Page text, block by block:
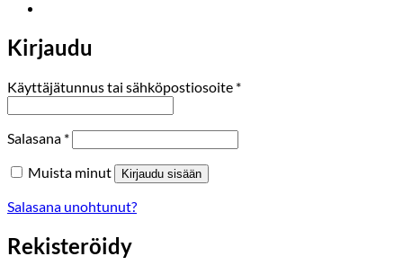
Kirjaudu
Käyttäjätunnus tai sähköpostiosoite *Vaaditaan
Salasana *Vaaditaan
Muista minut Kirjaudu sisään
Salasana unohtunut?
Rekisteröidy